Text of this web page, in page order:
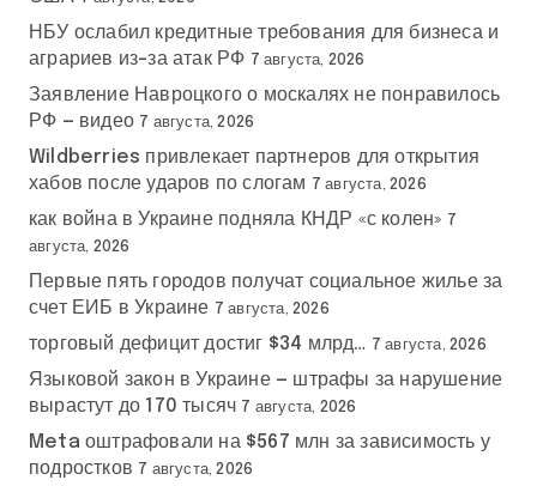
НБУ ослабил кредитные требования для бизнеса и
аграриев из-за атак РФ 7 августа, 2026
Заявление Навроцкого о москалях не понравилось
РФ — видео 7 августа, 2026
Wildberries привлекает партнеров для открытия
хабов после ударов по слогам 7 августа, 2026
как война в Украине подняла КНДР «с колен» 7
августа, 2026
Первые пять городов получат социальное жилье за
счет ЕИБ в Украине 7 августа, 2026
торговый дефицит достиг $34 млрд… 7 августа, 2026
Языковой закон в Украине — штрафы за нарушение
вырастут до 170 тысяч 7 августа, 2026
Meta оштрафовали на $567 млн за зависимость у
подростков 7 августа, 2026